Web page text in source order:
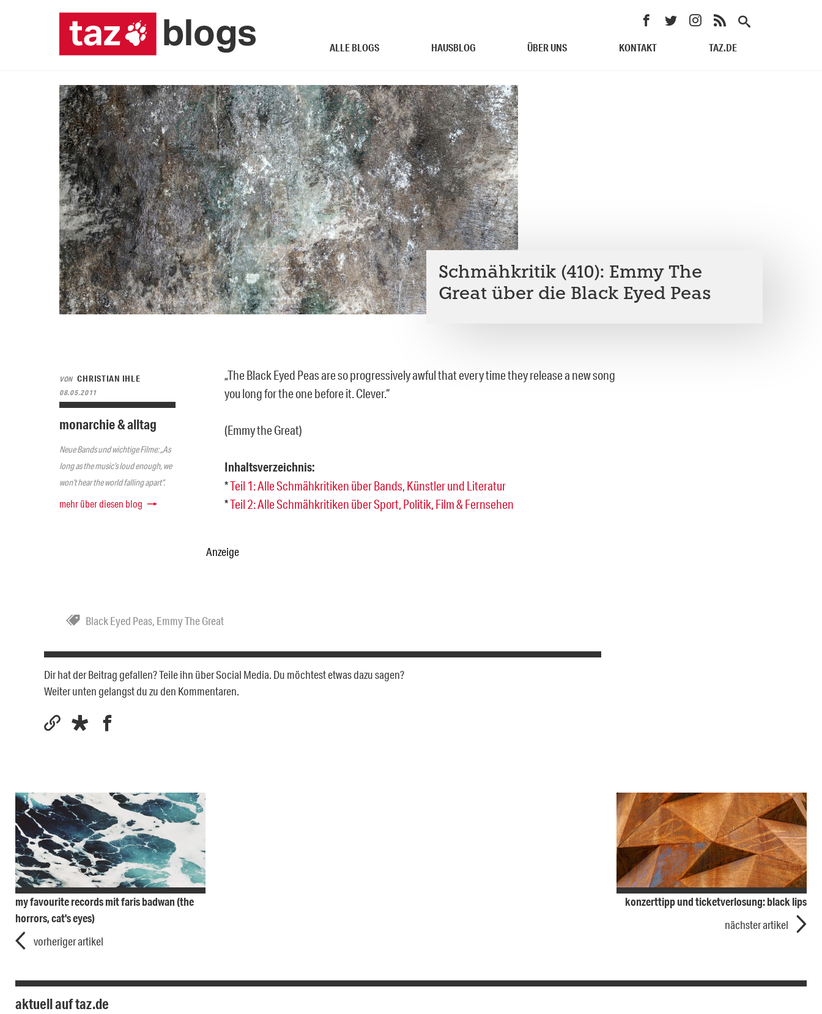
ALLE BLOGS HAUSBLOG ÜBER UNS KONTAKT TAZ.DE
Schmähkritik (410): Emmy The
Great über die Black Eyed Peas
VON CHRISTIAN IHLE
08.05.2011
monarchie & alltag
Neue Bands und wichtige Filme: „As
long as the music’s loud enough, we
won’t hear the world falling apart“.
mehr über diesen blog
„The Black Eyed Peas are so progressively awful that every time they release a new song
you long for the one before it. Clever.“
(Emmy the Great)
Inhaltsverzeichnis:
*Teil 1: Alle Schmähkritiken über Bands, Künstler und Literatur
*Teil 2: Alle Schmähkritiken über Sport, Politik, Film & Fernsehen
Anzeige
Black Eyed Peas, Emmy The Great
Dir hat der Beitrag gefallen? Teile ihn über Social Media. Du möchtest etwas dazu sagen?
Weiter unten gelangst du zu den Kommentaren.
my favourite records mit faris badwan (the
horrors, cat's eyes)
vorheriger artikel
konzerttipp und ticketverlosung: black lips
nächster artikel
aktuell auf taz.de